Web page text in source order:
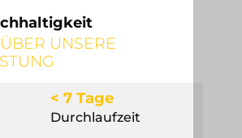
UNSERE
< 7 Tage
Durchlaufzeit